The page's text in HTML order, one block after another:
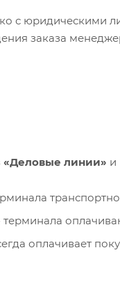
с
заказа
«Деловые линии» и
оплачивает